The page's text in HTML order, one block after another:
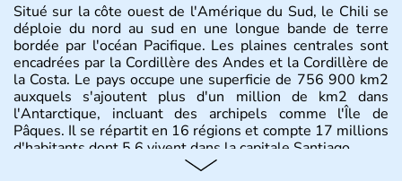
Situé sur la côte ouest de l'Amérique du Sud, le Chili se
déploie du nord au sud en une longue bande de terre
bordée par l'océan Pacifique. Les plaines centrales sont
encadrées par la Cordillère des Andes et la Cordillère de
la Costa. Le pays occupe une superficie de 756 900 km2
auxquels s'ajoutent plus d'un million de km2 dans
l'Antarctique, incluant des archipels comme l'Île de
Pâques. Il se répartit en 16 régions et compte 17 millions
d'habitants dont 5,6 vivent dans la capitale Santiago.